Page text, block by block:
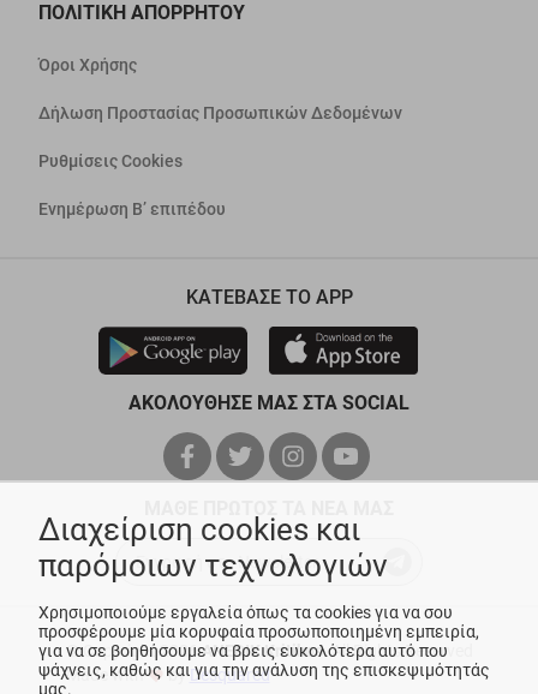
ΠΟΛΙΤΙΚΗ ΑΠΟΡΡΗΤΟΥ
Όροι Χρήσης
Δήλωση Προστασίας Προσωπικών Δεδομένων
Ρυθμίσεις Cookies
Ενημέρωση Β’ επιπέδου
ΚΑΤΕΒΑΣΕ ΤΟ APP
ΑΚΟΛΟΥΘΗΣΕ ΜΑΣ ΣΤΑ SOCIAL
© Copyright 2026ANEDIK Kritikos. All Rights Reserved
Made with
byDesquared
Διαχείριση cookies και
παρόμοιων τεχνολογιών
Χρησιμοποιούμε εργαλεία όπως τα cookies για να σου
προσφέρουμε μία κορυφαία προσωποποιημένη εμπειρία,
για να σε βοηθήσουμε να βρεις ευκολότερα αυτό που
ψάχνεις, καθώς και για την ανάλυση της επισκεψιμότητάς
μας.